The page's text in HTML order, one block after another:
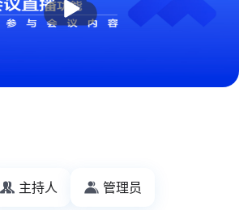
放
主持人 管理员